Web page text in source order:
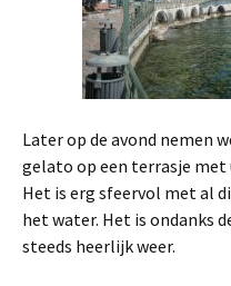
Later op de avond nemen
gelato op een terrasje
Het is erg sfeervol met al
het water. Het is ondanks
steeds heerlijk weer.